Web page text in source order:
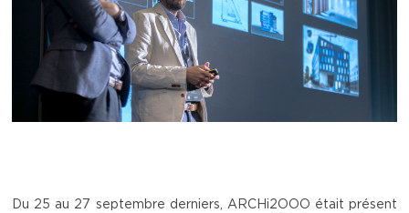
Du 25 au 27 septembre derniers, ARCHi2OOO était présent